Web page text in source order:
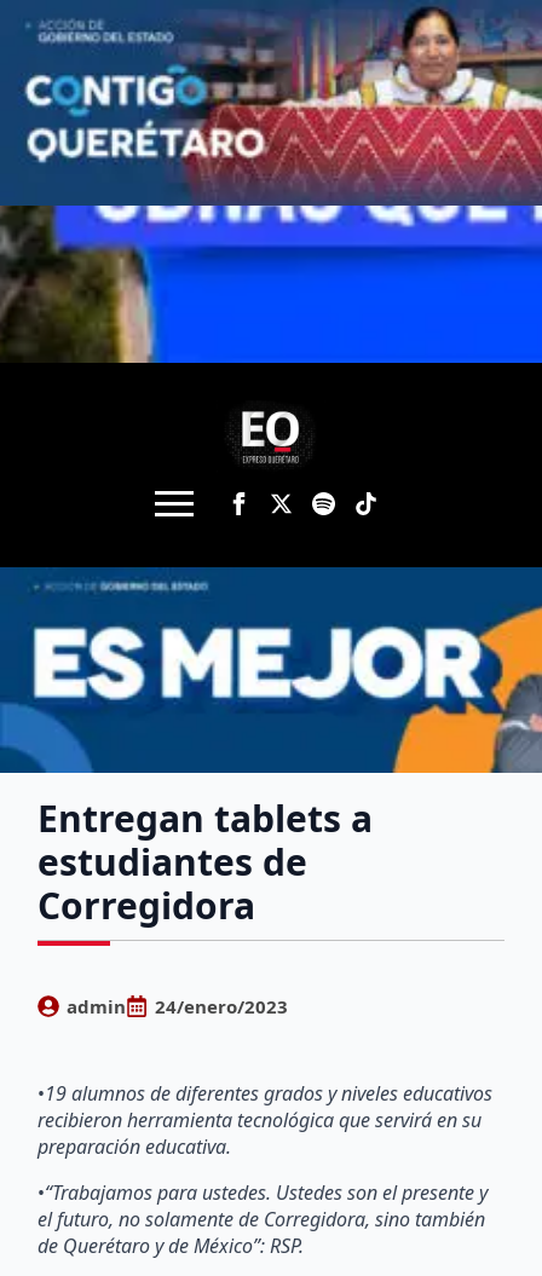
Entregan tablets a
estudiantes de
Corregidora
admin 24/enero/2023
•19 alumnos de diferentes grados y niveles educativos
recibieron herramienta tecnológica que servirá en su
preparación educativa.
•“Trabajamos para ustedes. Ustedes son el presente y
el futuro, no solamente de Corregidora, sino también
de Querétaro y de México”: RSP.